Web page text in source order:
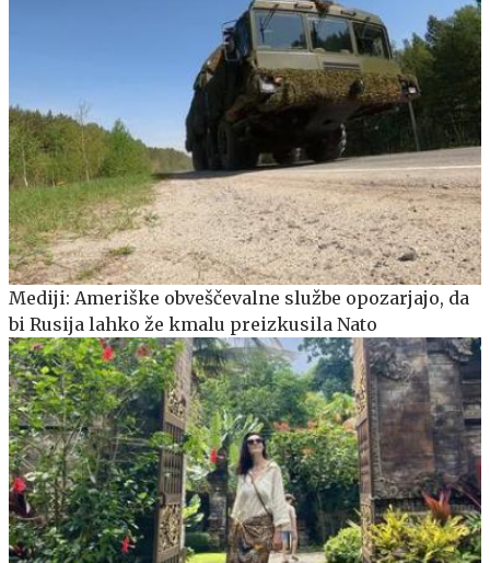
Mediji: Ameriške obveščevalne službe opozarjajo, da
bi Rusija lahko že kmalu preizkusila Nato